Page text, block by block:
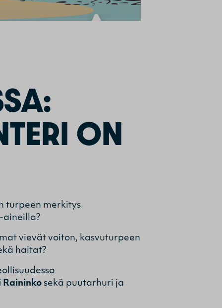
ON
turpeen merkitys
aineilla?
vievät voiton, kasvuturpeen
haitat?
Raininko sekä puutarhuri ja